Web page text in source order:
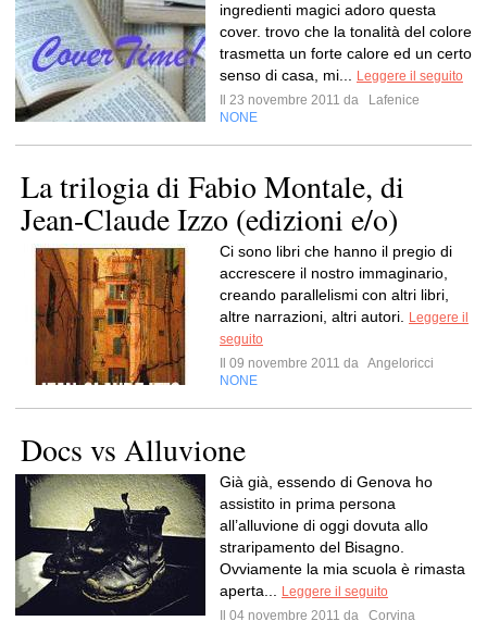
ingredienti magici adoro questa
cover. trovo che la tonalità del colore
trasmetta un forte calore ed un certo
senso di casa, mi...
Leggere il seguito
Il 23 novembre 2011 da
Lafenice
NONE
La trilogia di Fabio Montale, di
Jean-Claude Izzo (edizioni e/o)
Ci sono libri che hanno il pregio di
accrescere il nostro immaginario,
creando parallelismi con altri libri,
altre narrazioni, altri autori.
Leggere il
seguito
Il 09 novembre 2011 da Angeloricci
NONE
Docs vs Alluvione
Già già, essendo di Genova ho
assistito in prima persona
all’alluvione di oggi dovuta allo
straripamento del Bisagno.
Ovviamente la mia scuola è rimasta
aperta...
Leggere il seguito
Il 04 novembre 2011 da
Corvina